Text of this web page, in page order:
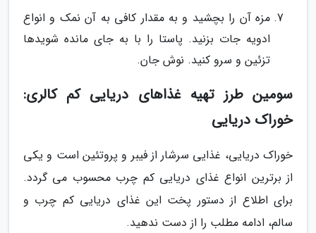
مزه آن را بچشید و به مقدار کافی به آن نمک و انواع
ادویه جات بزنید. پاستا را با به جای مانده شویدها
تزئین و سرو کنید. نوش جان.
سومین طرز تهیه غذاهای دریایی کم کالری:
خوراک دریایی
خوراک دریایی، غذایی سرشار از فیبر و پروتئین است و یکی
از برترین انواع غذای دریایی کم چرب محسوب می گردد.
برای اطلاع از دستور پخت این غذای دریایی کم چرب و
سالم، ادامه مطلب را از دست ندهید.